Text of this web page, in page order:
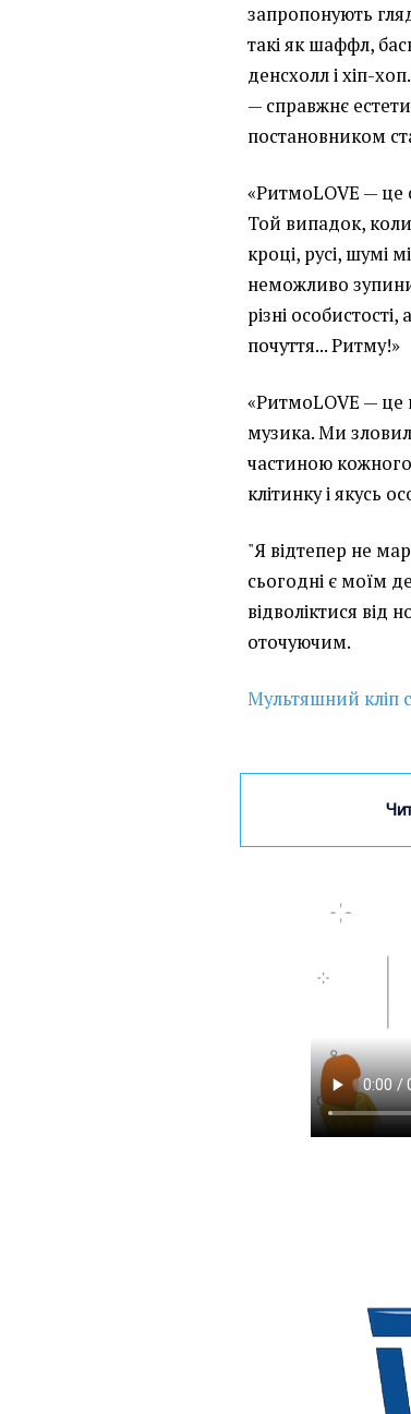
запропонують
такі як шаффл,
денсхолл і хіп-
— справжнє
постановником
«РитмоLOVE — це
Той випадок,
кроці, русі, шумі
неможливо
різні
почуття... Ритму!»
«РитмоLOVE — це
музика. Ми
частиною
клітинку і якусь
"Я відтепер не
сьогодні є моїм
відволіктися від
оточуючим.
Мультяшний кліп